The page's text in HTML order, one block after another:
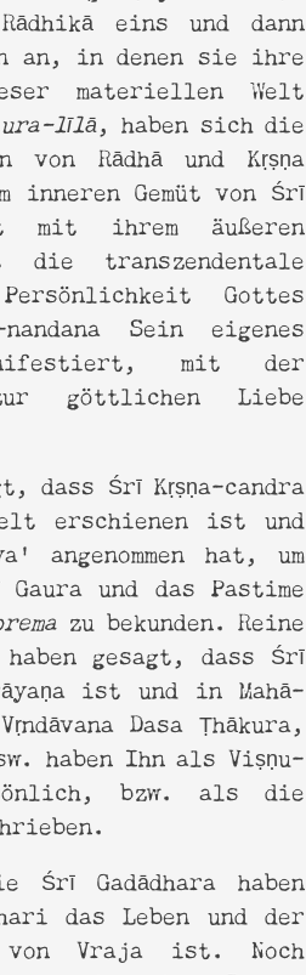
eins und dann
an, in denen sie ihre
materiellen Welt
līlā, haben sich die
von Rādhā und Kṛṣṇa
Gemüt von Śrī
mit ihrem äußeren
die transzendentale
Gottes
Sein eigenes
mit der
göttlichen Liebe
dass Śrī Kṛṣṇa-candra
erschienen ist und
angenommen hat, um
und das Pastime
zu bekunden. Reine
gesagt, dass Śrī
ist und in Mahā-
Dasa Ṭhākura,
haben Ihn als Viṣṇu-
bzw. als die
Śrī Gadādhara haben
das Leben und der
von Vraja ist. Noch